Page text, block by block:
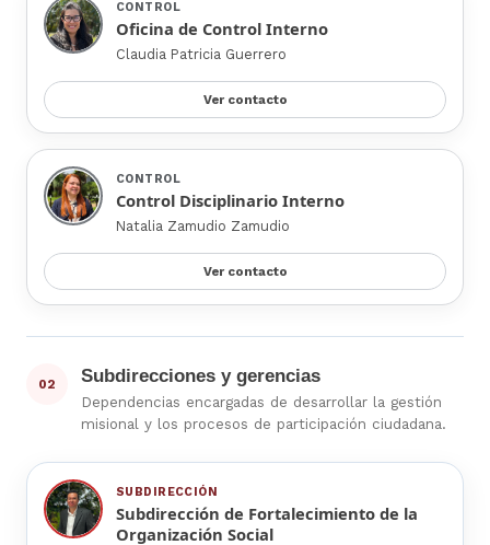
CONTROL
Oficina de Control Interno
Claudia Patricia Guerrero
Ver contacto
CONTROL
Control Disciplinario Interno
Natalia Zamudio Zamudio
Ver contacto
02 Subdirecciones y gerencias
Dependencias encargadas de desarrollar la gestión
misional y los procesos de participación ciudadana.
SUBDIRECCIÓN
Subdirección de Fortalecimiento de la
Organización Social